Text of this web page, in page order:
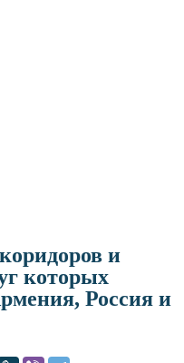
и
которых
Россия и